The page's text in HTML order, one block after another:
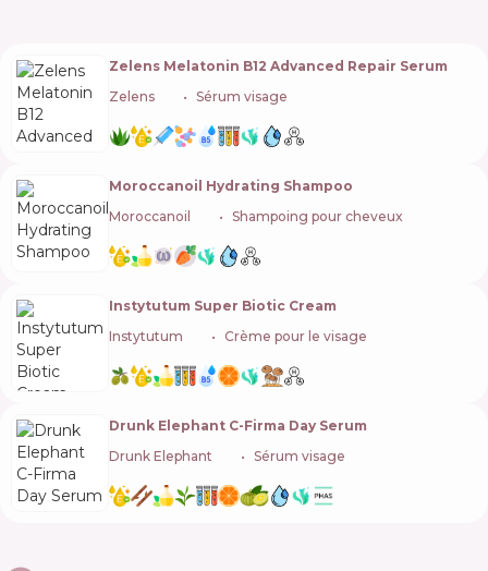
Zelens Melatonin B12 Advanced Repair Serum
Zelens
Sérum visage
Moroccanoil Hydrating Shampoo
Moroccanoil
Shampoing pour cheveux
Instytutum Super Biotic Cream
Instytutum
Crème pour le visage
Drunk Elephant C-Firma Day Serum
Drunk Elephant
Sérum visage